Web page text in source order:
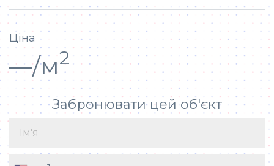
Ціна
—/м2
Забронювати цей об'єкт